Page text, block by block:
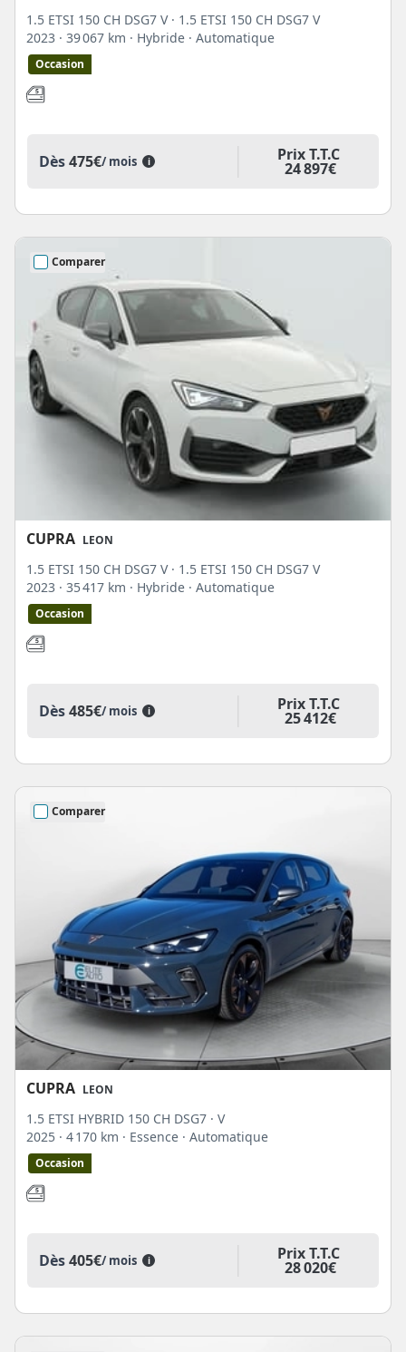
1.5 ETSI 150 CH DSG7 V · 1.5 ETSI 150 CH DSG7 V
2023 · 39 067 km · Hybride · Automatique
Occasion
Dès475€/ mois i Prix T.T.C
24 897€
Comparer
CUPRA LEON
1.5 ETSI 150 CH DSG7 V · 1.5 ETSI 150 CH DSG7 V
2023 · 35 417 km · Hybride · Automatique
Occasion
Dès485€/ mois i Prix T.T.C
25 412€
Comparer
CUPRA LEON
1.5 ETSI HYBRID 150 CH DSG7 · V
2025 · 4 170 km · Essence · Automatique
Occasion
Dès405€/ mois i Prix T.T.C
28 020€